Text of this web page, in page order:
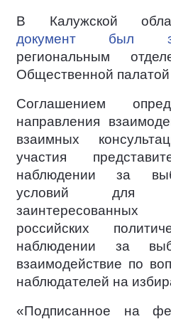
В Калужской
документ был
региональным
Общественной палатой
Соглашением
направления
взаимных
участия
наблюдении за
условий для
российских
наблюдении за
взаимодействие по
наблюдателей на
«Подписанное на